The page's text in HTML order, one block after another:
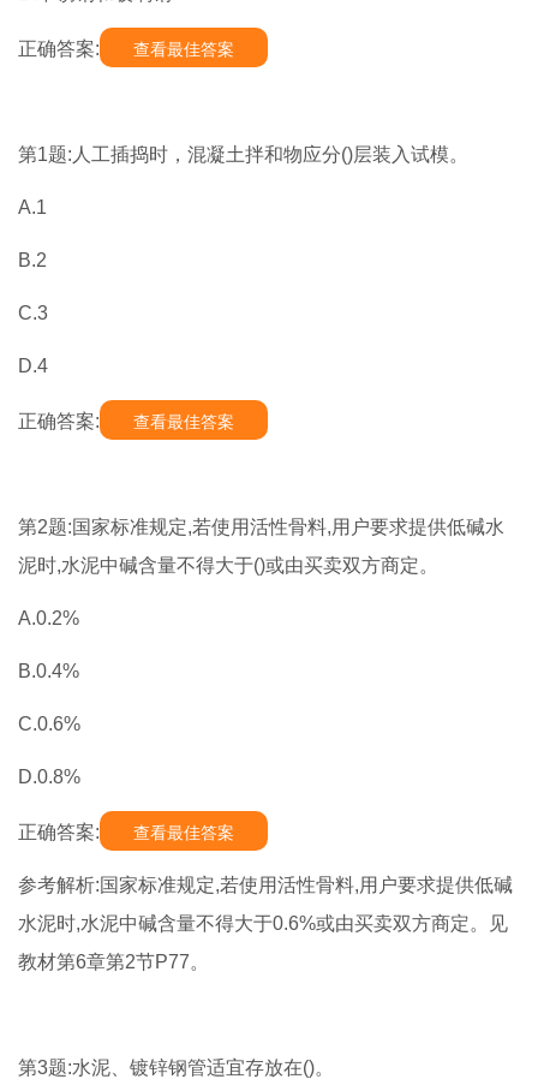
正确答案: 查看最佳答案
第1题:人工插捣时，混凝土拌和物应分()层装入试模。
A.1
B.2
C.3
D.4
正确答案: 查看最佳答案
第2题:国家标准规定,若使用活性骨料,用户要求提供低碱水
泥时,水泥中碱含量不得大于()或由买卖双方商定。
A.0.2%
B.0.4%
C.0.6%
D.0.8%
正确答案: 查看最佳答案
参考解析:国家标准规定,若使用活性骨料,用户要求提供低碱
水泥时,水泥中碱含量不得大于0.6%或由买卖双方商定。见
教材第6章第2节P77。
第3题:水泥、镀锌钢管适宜存放在()。